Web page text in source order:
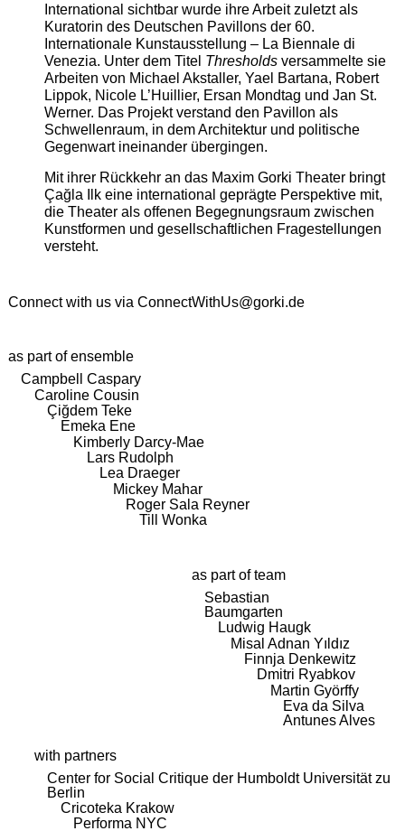
International sichtbar wurde ihre Arbeit zuletzt als
Kuratorin des Deutschen Pavillons der 60.
Internationale Kunstausstellung – La Biennale di
Venezia. Unter dem Titel Thresholdsversammelte sie
Arbeiten von Michael Akstaller, Yael Bartana, Robert
Lippok, Nicole L’Huillier, Ersan Mondtag und Jan St.
Werner. Das Projekt verstand den Pavillon als
Schwellenraum, in dem Architektur und politische
Gegenwart ineinander übergingen.
Mit ihrer Rückkehr an das Maxim Gorki Theater bringt
Çağla Ilk eine international geprägte Perspektive mit,
die Theater als offenen Begegnungsraum zwischen
Kunstformen und gesellschaftlichen Fragestellungen
versteht.
Connect with us via ConnectWithUs@gorki.de
as part of ensemble
Campbell Caspary
Caroline Cousin
Çiğdem Teke
Emeka Ene
Kimberly Darcy-Mae
Lars Rudolph
Lea Draeger
Mickey Mahar
Roger Sala Reyner
Till Wonka
as part of team
Sebastian
Baumgarten
Ludwig Haugk
Misal Adnan Yıldız
Finnja Denkewitz
Dmitri Ryabkov
Martin Györffy
Eva da Silva
Antunes Alves
with partners
Center for Social Critique der Humboldt Universität zu
Berlin
Cricoteka Krakow
Performa NYC